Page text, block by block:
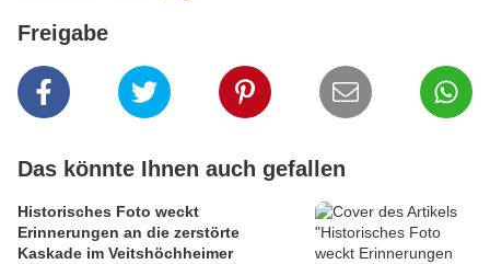
Freigabe
Das könnte Ihnen auch gefallen
Historisches Foto weckt
Erinnerungen an die zerstörte
Kaskade im Veitshöchheimer